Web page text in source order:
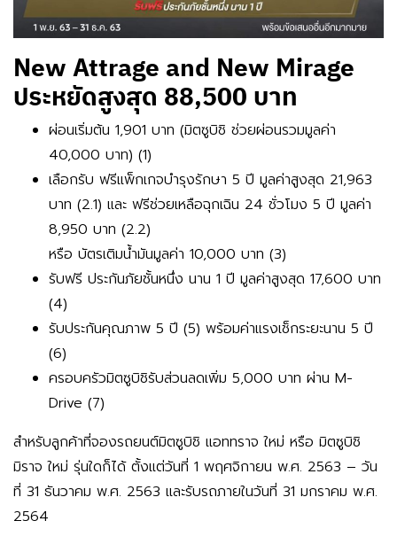
New Attrage and New Mirage
ประหยัดสูงสุด 88,500 บาท
ผ่อนเริ่มต้น 1,901 บาท (มิตซูบิชิ ช่วยผ่อนรวมมูลค่า
40,000 บาท) (1)
เลือกรับ ฟรีแพ็กเกจบำรุงรักษา 5 ปี มูลค่าสูงสุด 21,963
บาท (2.1) และ ฟรีช่วยเหลือฉุกเฉิน 24 ชั่วโมง 5 ปี มูลค่า
8,950 บาท (2.2)
หรือ บัตรเติมน้ำมันมูลค่า 10,000 บาท (3)
รับฟรี ประกันภัยชั้นหนึ่ง นาน 1 ปี มูลค่าสูงสุด 17,600 บาท
(4)
รับประกันคุณภาพ 5 ปี (5) พร้อมค่าแรงเช็กระยะนาน 5 ปี
(6)
ครอบครัวมิตซูบิชิรับส่วนลดเพิ่ม 5,000 บาท ผ่าน M-
Drive (7)
สำหรับลูกค้าที่จองรถยนต์มิตซูบิชิ แอททราจ ใหม่ หรือ มิตซูบิชิ
มิราจ ใหม่ รุ่นใดก็ได้ ตั้งแต่วันที่ 1 พฤศจิกายน พ.ศ. 2563 – วัน
ที่ 31 ธันวาคม พ.ศ. 2563 และรับรถภายในวันที่ 31 มกราคม พ.ศ.
2564